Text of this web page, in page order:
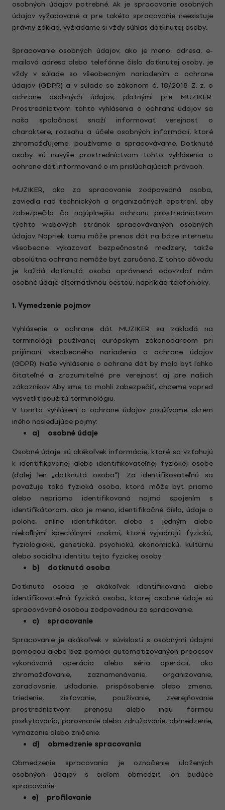
osobných údajov potrebné. Ak je spracovanie osobných
údajov vyžadované a pre takéto spracovanie neexistuje
právny základ, vyžiadame si vždy súhlas dotknutej osoby.
Spracovanie osobných údajov, ako je meno, adresa, e-
mailová adresa alebo telefónne číslo dotknutej osoby, je
vždy v súlade so všeobecným nariadením o ochrane
údajov (GDPR) a v súlade so zákonom č. 18/2018 Z. z. o
ochrane osobných údajov, platnými pre MUZIKER.
Prostredníctvom tohto vyhlásenia o ochrane údajov sa
naša spoločnosť snaží informovať verejnosť o
charaktere, rozsahu a účele osobných informácií, ktoré
zhromažďujeme, používame a spracovávame. Dotknuté
osoby sú navyše prostredníctvom tohto vyhlásenia o
ochrane dát informované o im prislúchajúcich právach.
MUZIKER, ako za spracovanie zodpovedná osoba,
zaviedla rad technických a organizačných opatrení, aby
zabezpečila čo najúplnejšiu ochranu prostredníctvom
týchto webových stránok spracovávaných osobných
údajov. Napriek tomu môže prenos dát na báze internetu
všeobecne vykazovať bezpečnostné medzery, takže
absolútna ochrana nemôže byť zaručená. Z tohto dôvodu
je každá dotknutá osoba oprávnená odovzdať nám
osobné údaje alternatívnou cestou, napríklad telefonicky.
1. Vymedzenie pojmov
Vyhlásenie o ochrane dát MUZIKER sa zakladá na
terminológii používanej európskym zákonodarcom pri
prijímaní všeobecného nariadenia o ochrane údajov
(GDPR). Naše vyhlásenie o ochrane dát by malo byť ľahko
čitateľné a zrozumiteľné pre verejnosť aj pre našich
zákazníkov. Aby sme to mohli zabezpečiť, chceme vopred
vysvetliť použitú terminológiu.
V tomto vyhlásení o ochrane údajov používame okrem
iného nasledujúce pojmy:
a) osobné údaje
Osobné údaje sú akékoľvek informácie, ktoré sa vzťahujú
k identifikovanej alebo identifikovateľnej fyzickej osobe
(ďalej len „dotknutá osoba“). Za identifikovateľnú sa
považuje taká fyzická osoba, ktorá môže byť priamo
alebo nepriamo identifikovaná najmä spojením s
identifikátorom, ako je meno, identifikačné číslo, údaje o
polohe, online identifikátor, alebo s jedným alebo
niekoľkými špeciálnymi znakmi, ktoré vyjadrujú fyzickú,
fyziologickú, genetickú, psychickú, ekonomickú, kultúrnu
alebo sociálnu identitu tejto fyzickej osoby.
b) dotknutá osoba
Dotknutá osoba je akákoľvek identifikovaná alebo
identifikovateľná fyzická osoba, ktorej osobné údaje sú
spracovávané osobou zodpovednou za spracovanie.
c) spracovanie
Spracovanie je akákoľvek v súvislosti s osobnými údajmi
pomocou alebo bez pomoci automatizovaných procesov
vykonávaná operácia alebo séria operácií, ako
zhromažďovanie, zaznamenávanie, organizovanie,
zaraďovanie, ukladanie, prispôsobenie alebo zmena,
triedenie, zisťovanie, používanie, zverejňovanie
prostredníctvom prenosu alebo inou formou
poskytovania, porovnanie alebo združovanie, obmedzenie,
vymazanie alebo zničenie.
d) obmedzenie spracovania
Obmedzenie spracovania je označenie uložených
osobných údajov s cieľom obmedziť ich budúce
spracovanie.
e) profilovanie